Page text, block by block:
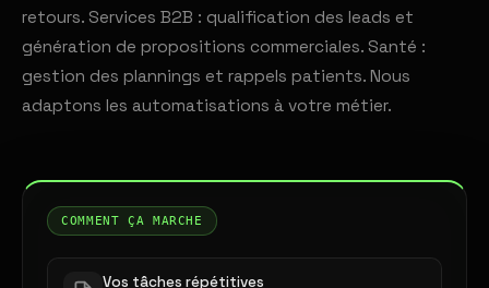
retours. Services B2B : qualification des leads et
génération de propositions commerciales. Santé :
gestion des plannings et rappels patients. Nous
adaptons les automatisations à votre métier.
COMMENT ÇA MARCHE
Vos tâches répétitives